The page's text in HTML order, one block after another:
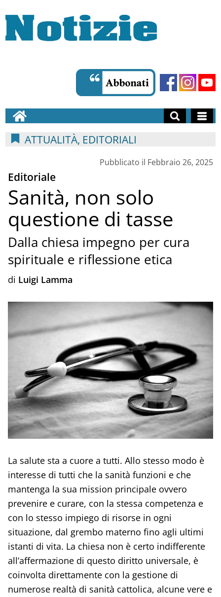
ATTUALITÀ, EDITORIALI
Pubblicato il Febbraio 26, 2025
Editoriale
Sanità, non solo
questione di tasse
Dalla chiesa impegno per cura
spirituale e riflessione etica
di Luigi Lamma
La salute sta a cuore a tutti. Allo stesso modo è
interesse di tutti che la sanità funzioni e che
mantenga la sua mission principale ovvero
prevenire e curare, con la stessa competenza e
con lo stesso impiego di risorse in ogni
situazione, dal grembo materno fino agli ultimi
istanti di vita. La chiesa non è certo indifferente
all’affermazione di questo diritto universale, è
coinvolta direttamente con la gestione di
numerose realtà di sanità cattolica, alcune vere e